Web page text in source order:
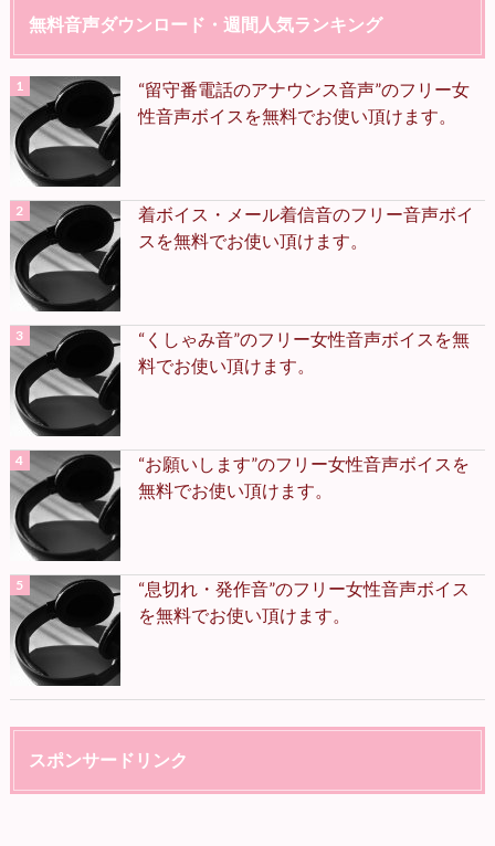
無料音声ダウンロード・週間人気ランキング
“留守番電話のアナウンス音声”のフリー女
性音声ボイスを無料でお使い頂けます。
着ボイス・メール着信音のフリー音声ボイ
スを無料でお使い頂けます。
“くしゃみ音”のフリー女性音声ボイスを無
料でお使い頂けます。
“お願いします”のフリー女性音声ボイスを
無料でお使い頂けます。
“息切れ・発作音”のフリー女性音声ボイス
を無料でお使い頂けます。
スポンサードリンク